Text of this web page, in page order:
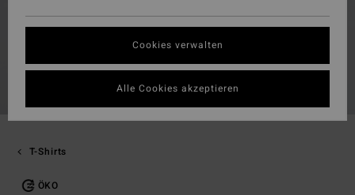
T-Shirts
ÖKO
Cookies verwalten
Alle Cookies akzeptieren